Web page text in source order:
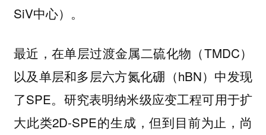
SiV中心）。
最近，在单层过渡金属二硫化物（TMDC）
以及单层和多层六方氮化硼（hBN）中发现
了SPE。研究表明纳米级应变工程可用于扩
大此类2D-SPE的生成，但到目前为止，尚